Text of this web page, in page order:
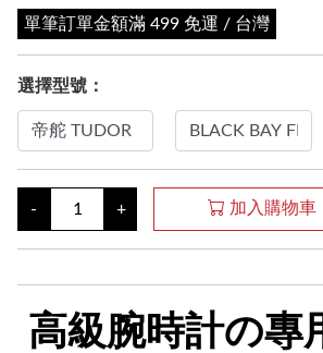
單筆訂單金額滿 499 免運 / 台灣
選擇型號：
- + 加入購物車
高級腕時計の專